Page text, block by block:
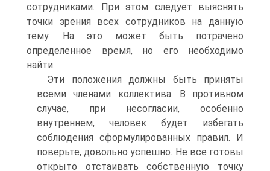
сотрудниками. При этом следует выяснять
точки зрения всех сотрудников на данную
тему. На это может быть потрачено
определенное время, но его необходимо
найти.
Эти положения должны быть приняты
всеми членами коллектива. В противном
случае, при несогласии, особенно
внутреннем, человек будет избегать
соблюдения сформулированных правил. И
поверьте, довольно успешно. Не все готовы
открыто отстаивать собственную точку